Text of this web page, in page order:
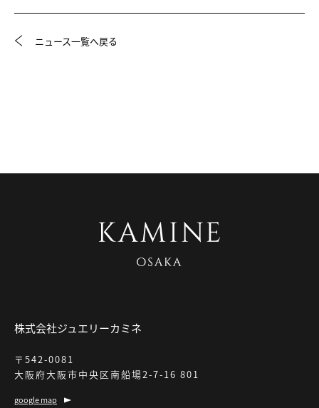
ニュース一覧へ戻る
株式会社ジュエリーカミネ
〒542-0081
大阪府大阪市中央区南船場2-7-16 801
google map